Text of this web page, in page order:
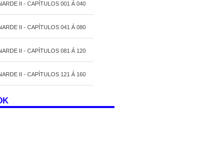
II - CAPÍTULOS 001 Á 040
II - CAPÍTULOS 041 Á 080
II - CAPÍTULOS 081 Á 120
II - CAPÍTULOS 121 Á 160